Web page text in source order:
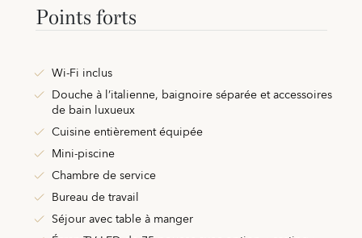
Points forts
Wi-Fi inclus
Douche à l’italienne, baignoire séparée et accessoires
de bain luxueux
Cuisine entièrement équipée
Mini-piscine
Chambre de service
Bureau de travail
Séjour avec table à manger